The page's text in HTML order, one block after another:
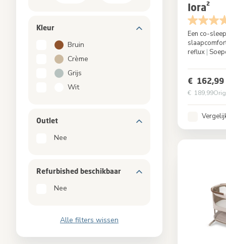
Iora²
Een co-
reflux |
€ 162,99
€ 189,99
Kleur
Bruin
Crème
Grijs
Wit
Outlet
Nee
Refurbished beschikbaar
Nee
Alle filters wissen